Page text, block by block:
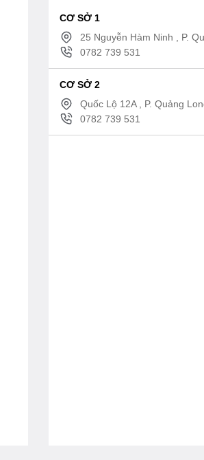
CƠ SỞ 1
25 Nguyễn Hàm Ninh , P.
0782 739 531
CƠ SỞ 2
Quốc Lộ 12A , P. Quảng
0782 739 531